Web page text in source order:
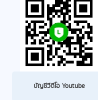
บัญชีวีดีโอ Youtube